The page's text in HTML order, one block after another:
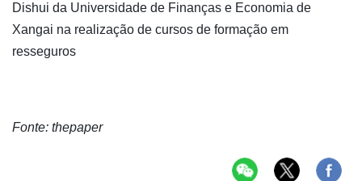
Dishui da Universidade de Finanças e Economia de
Xangai na realização de cursos de formação em
resseguros
Fonte: thepaper